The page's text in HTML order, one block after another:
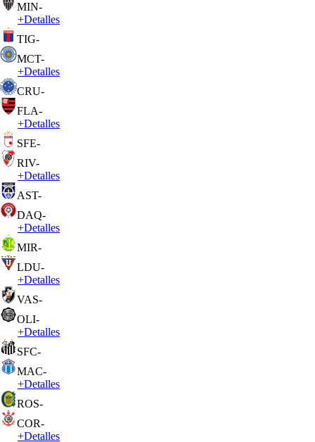
MIN-
+Detalles
TIG-
MCT-
+Detalles
CRU-
FLA-
+Detalles
SFE-
RIV-
+Detalles
AST-
DAQ-
+Detalles
MIR-
LDU-
+Detalles
VAS-
OLI-
+Detalles
SFC-
MAC-
+Detalles
ROS-
COR-
+Detalles